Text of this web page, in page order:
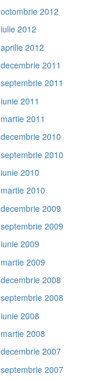
octombrie 2012
iulie 2012
aprilie 2012
decembrie 2011
septembrie 2011
iunie 2011
martie 2011
decembrie 2010
septembrie 2010
iunie 2010
martie 2010
decembrie 2009
septembrie 2009
iunie 2009
martie 2009
decembrie 2008
septembrie 2008
iunie 2008
martie 2008
decembrie 2007
septembrie 2007